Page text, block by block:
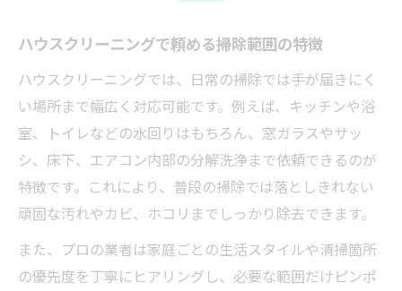
ハウスクリーニングで頼める掃除範囲の特徴
ハウスクリーニングでは、日常の掃除では手が届きにく
い場所まで幅広く対応可能です。例えば、キッチンや浴
室、トイレなどの水回りはもちろん、窓ガラスやサッ
シ、床下、エアコン内部の分解洗浄まで依頼できるのが
特徴です。これにより、普段の掃除では落としきれない
頑固な汚れやカビ、ホコリまでしっかり除去できます。
また、プロの業者は家庭ごとの生活スタイルや清掃箇所
の優先度を丁寧にヒアリングし、必要な範囲だけピンポ